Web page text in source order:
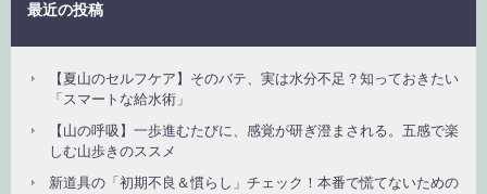
最近の投稿
【夏山のセルフケア】そのバテ、実は水分不足？知っておきたい
「スマートな給水術」
【山の呼吸】一歩進むたびに、感覚が研ぎ澄まされる。五感で楽
しむ山歩きのススメ
新道具の「初期不良＆慣らし」チェック！本番で慌てないための